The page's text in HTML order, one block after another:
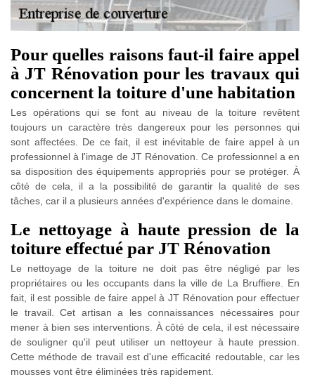
Pour quelles raisons faut-il faire appel
à JT Rénovation pour les travaux qui
concernent la toiture d'une habitation
Les opérations qui se font au niveau de la toiture revêtent
toujours un caractère très dangereux pour les personnes qui
sont affectées. De ce fait, il est inévitable de faire appel à un
professionnel à l'image de JT Rénovation. Ce professionnel a en
sa disposition des équipements appropriés pour se protéger. À
côté de cela, il a la possibilité de garantir la qualité de ses
tâches, car il a plusieurs années d'expérience dans le domaine.
Le nettoyage à haute pression de la
toiture effectué par JT Rénovation
Le nettoyage de la toiture ne doit pas être négligé par les
propriétaires ou les occupants dans la ville de La Bruffiere. En
fait, il est possible de faire appel à JT Rénovation pour effectuer
le travail. Cet artisan a les connaissances nécessaires pour
mener à bien ses interventions. À côté de cela, il est nécessaire
de souligner qu'il peut utiliser un nettoyeur à haute pression.
Cette méthode de travail est d'une efficacité redoutable, car les
mousses vont être éliminées très rapidement.